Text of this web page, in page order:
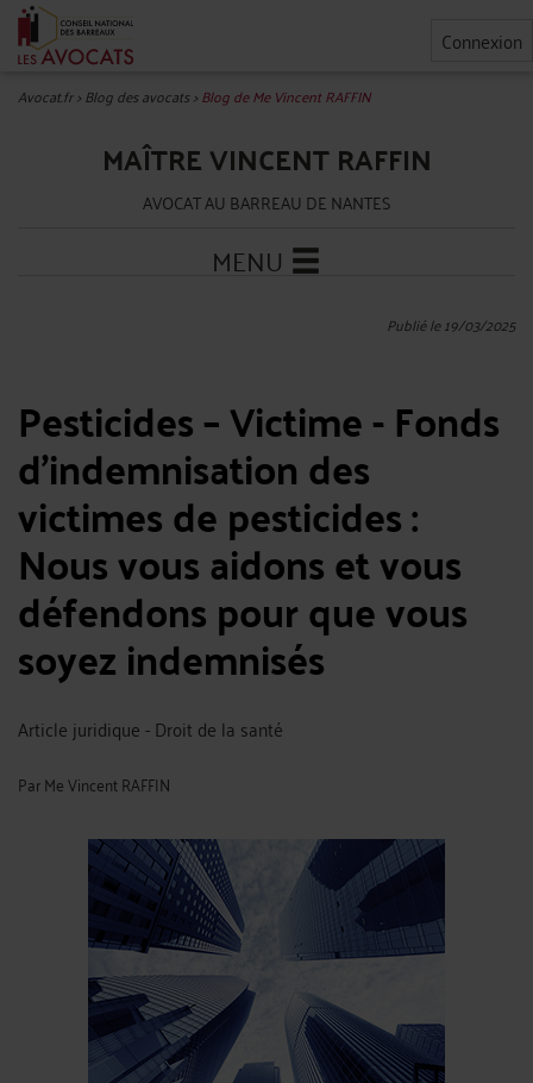
Connexion
Avocat.fr>Blog des avocats>Blog de Me Vincent RAFFIN
MAÎTRE VINCENT RAFFIN
AVOCAT AU BARREAU DE NANTES
MENU
Publié le 19/03/2025
Pesticides – Victime - Fonds
d'indemnisation des
victimes de pesticides :
Nous vous aidons et vous
défendons pour que vous
soyez indemnisés
Article juridique - Droit de la santé
ParMe Vincent RAFFIN